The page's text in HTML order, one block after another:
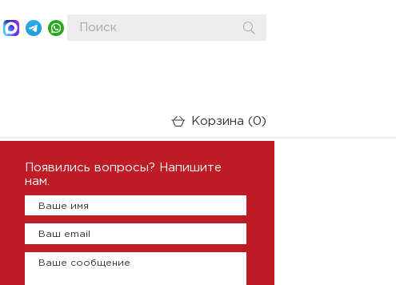
Корзина 0
Появились вопросы? Напишите
нам.
Ваше имя
Ваш email
Ваше сообщение